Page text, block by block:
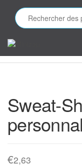
contenu
Sweat-
€2,63